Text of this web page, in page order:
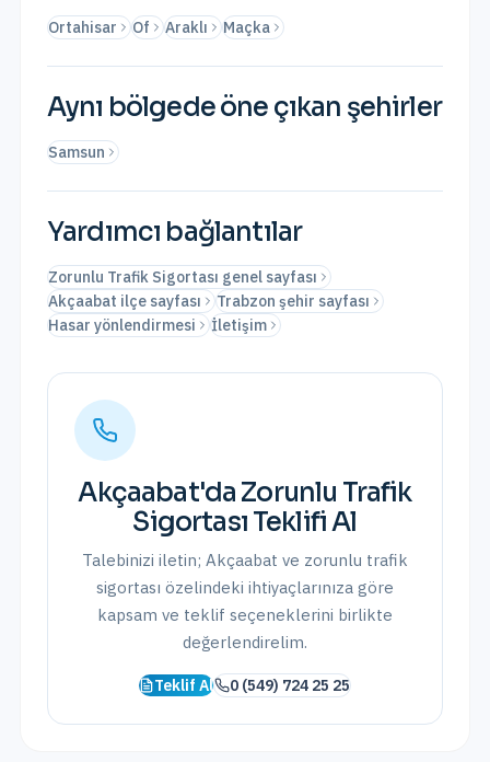
Ortahisar Of Araklı Maçka
Aynı bölgede öne çıkan şehirler
Samsun
Yardımcı bağlantılar
Zorunlu Trafik Sigortası genel sayfası
Akçaabat ilçe sayfası
Trabzon şehir sayfası
Hasar yönlendirmesi
İletişim
Akçaabat'da Zorunlu Trafik
Sigortası Teklifi Al
Talebinizi iletin; Akçaabat ve zorunlu trafik
sigortası özelindeki ihtiyaçlarınıza göre
kapsam ve teklif seçeneklerini birlikte
değerlendirelim.
Teklif Al 0 (549) 724 25 25